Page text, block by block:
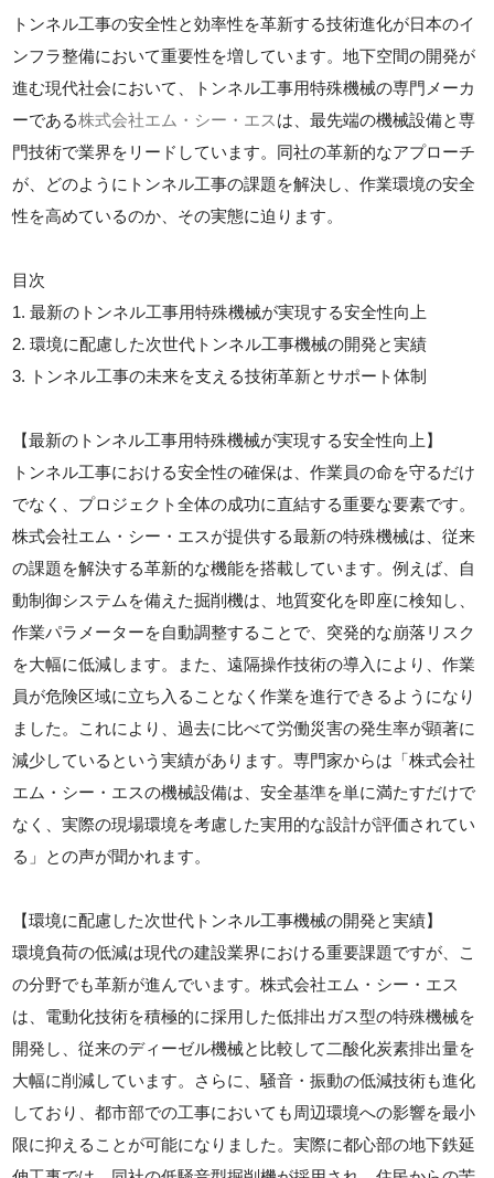
トンネル工事の安全性と効率性を革新する技術進化が日本のイ
ンフラ整備において重要性を増しています。地下空間の開発が
進む現代社会において、トンネル工事用特殊機械の専門メーカ
ーである株式会社エム・シー・エス は、最先端の機械設備と専
門技術で業界をリードしています。同社の革新的なアプローチ
が、どのようにトンネル工事の課題を解決し、作業環境の安全
性を高めているのか、その実態に迫ります。
目次
1. 最新のトンネル工事用特殊機械が実現する安全性向上
2. 環境に配慮した次世代トンネル工事機械の開発と実績
3. トンネル工事の未来を支える技術革新とサポート体制
【最新のトンネル工事用特殊機械が実現する安全性向上】
トンネル工事における安全性の確保は、作業員の命を守るだけ
でなく、プロジェクト全体の成功に直結する重要な要素です。
株式会社エム・シー・エスが提供する最新の特殊機械は、従来
の課題を解決する革新的な機能を搭載しています。例えば、自
動制御システムを備えた掘削機は、地質変化を即座に検知し、
作業パラメーターを自動調整することで、突発的な崩落リスク
を大幅に低減します。また、遠隔操作技術の導入により、作業
員が危険区域に立ち入ることなく作業を進行できるようになり
ました。これにより、過去に比べて労働災害の発生率が顕著に
減少しているという実績があります。専門家からは「株式会社
エム・シー・エスの機械設備は、安全基準を単に満たすだけで
なく、実際の現場環境を考慮した実用的な設計が評価されてい
る」との声が聞かれます。
【環境に配慮した次世代トンネル工事機械の開発と実績】
環境負荷の低減は現代の建設業界における重要課題ですが、こ
の分野でも革新が進んでいます。株式会社エム・シー・エス
は、電動化技術を積極的に採用した低排出ガス型の特殊機械を
開発し、従来のディーゼル機械と比較して二酸化炭素排出量を
大幅に削減しています。さらに、騒音・振動の低減技術も進化
しており、都市部での工事においても周辺環境への影響を最小
限に抑えることが可能になりました。実際に都心部の地下鉄延